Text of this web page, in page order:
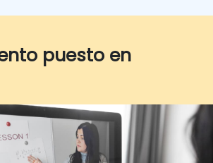
puesto en